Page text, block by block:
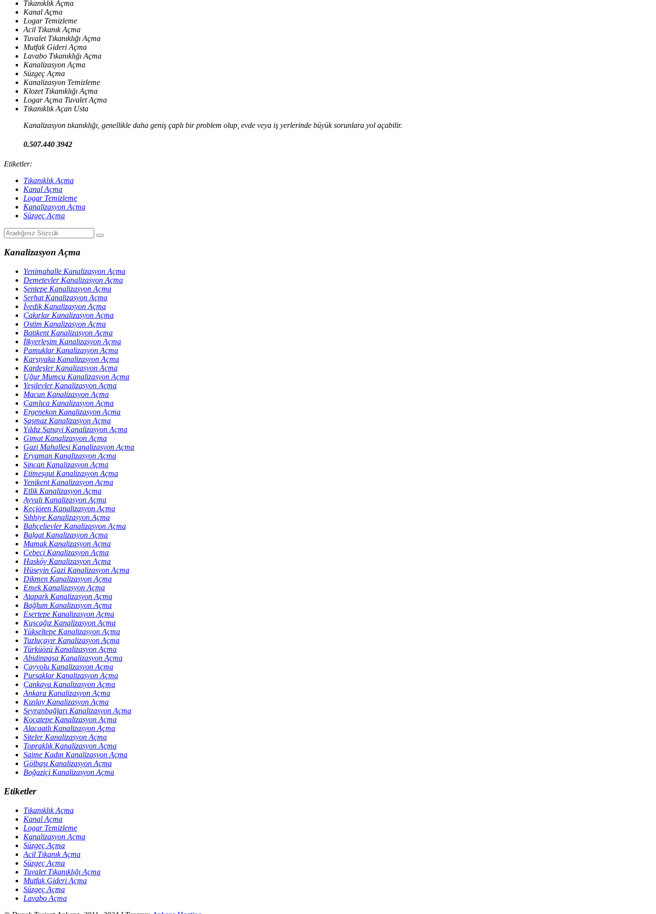
Tıkanıklık Açma
Kanal Açma
Logar Temizleme
Acil Tıkanık Açma
Tuvalet Tıkanıklığı Açma
Mutfak Gideri Açma
Lavabo Tıkanıklığı Açma
Kanalizasyon Açma
Süzgeç Açma
Kanalizasyon Temizleme
Klozet Tıkanıklığı Açma
Logar Açma Tuvalet Açma
Tıkanıklık Açan Usta
Kanalizasyon tıkanıklığı, genellikle daha geniş çaplı bir problem olup, evde veya iş yerlerinde büyük sorunlara yol açabilir.
0.507.440 3942
Etiketler:
Tıkanıklık Açma
Kanal Açma
Logar Temizleme
Kanalizasyon Açma
Süzgeç Açma
Kanalizasyon Açma
Yenimahalle Kanalizasyon Açma
Demetevler Kanalizasyon Açma
Şentepe Kanalizasyon Açma
Serhat Kanalizasyon Açma
İvedik Kanalizasyon Açma
Çakırlar Kanalizasyon Açma
Ostim Kanalizasyon Açma
Batıkent Kanalizasyon Açma
İlkyerleşim Kanalizasyon Açma
Pamuklar Kanalizasyon Açma
Karşıyaka Kanalizasyon Açma
Kardeşler Kanalizasyon Açma
Uğur Mumcu Kanalizasyon Açma
Yeşilevler Kanalizasyon Açma
Macun Kanalizasyon Açma
Çamlıca Kanalizasyon Açma
Ergenekon Kanalizasyon Açma
Şaşmaz Kanalizasyon Açma
Yıldız Sanayi Kanalizasyon Açma
Gimat Kanalizasyon Açma
Gazi Mahallesi Kanalizasyon Açma
Eryaman Kanalizasyon Açma
Sincan Kanalizasyon Açma
Etimesgut Kanalizasyon Açma
Yenikent Kanalizasyon Açma
Etlik Kanalizasyon Açma
Ayvalı Kanalizasyon Açma
Keçiören Kanalizasyon Açma
Sıhhiye Kanalizasyon Açma
Bahçelievler Kanalizasyon Açma
Balgat Kanalizasyon Açma
Mamak Kanalizasyon Açma
Cebeci Kanalizasyon Açma
Hasköy Kanalizasyon Açma
Hüseyin Gazi Kanalizasyon Açma
Dikmen Kanalizasyon Açma
Emek Kanalizasyon Açma
Atapark Kanalizasyon Açma
Bağlum Kanalizasyon Açma
Esertepe Kanalizasyon Açma
Kuşcağız Kanalizasyon Açma
Yükseltepe Kanalizasyon Açma
Tuzluçayır Kanalizasyon Açma
Türküözü Kanalizasyon Açma
Abidinpaşa Kanalizasyon Açma
Çayyolu Kanalizasyon Açma
Pursaklar Kanalizasyon Açma
Çankaya Kanalizasyon Açma
Ankara Kanalizasyon Açma
Kızılay Kanalizasyon Açma
Seyranbağları Kanalizasyon Açma
Kocatepe Kanalizasyon Açma
Alacaatlı Kanalizasyon Açma
Siteler Kanalizasyon Açma
Topraklık Kanalizasyon Açma
Saime Kadın Kanalizasyon Açma
Gölbaşı Kanalizasyon Açma
Boğaziçi Kanalizasyon Açma
Etiketler
Tıkanıklık Açma
Kanal Açma
Logar Temizleme
Kanalizasyon Açma
Süzgeç Açma
Acil Tıkanık Açma
Süzgeç Açma
Tuvalet Tıkanıklığı Açma
Mutfak Gideri Açma
Süzgeç Açma
Lavabo Açma